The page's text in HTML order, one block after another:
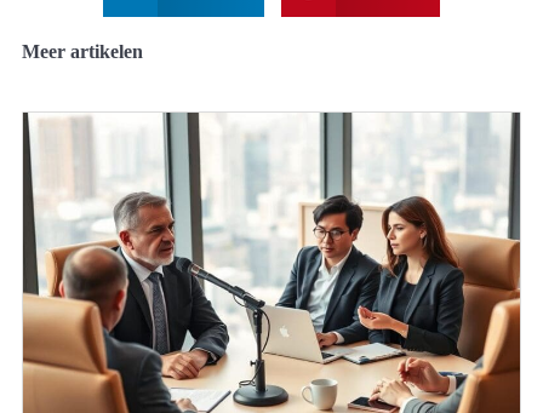
Meer artikelen